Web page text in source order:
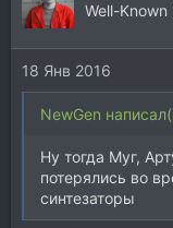
Well-Known
18 Янв 2016
NewGen
Ну тогда Муг,
потерялись во
синтезаторы